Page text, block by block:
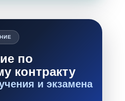
по
контракту
и экзамена